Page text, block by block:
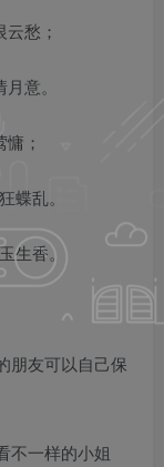
愁；
意。
；
蝶乱。
生香。
朋友可以自己保
不一样的小姐